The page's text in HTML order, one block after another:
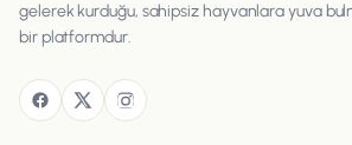
gelerek kurduğu, sahipsiz hayvanlara yuva
bir platformdur.